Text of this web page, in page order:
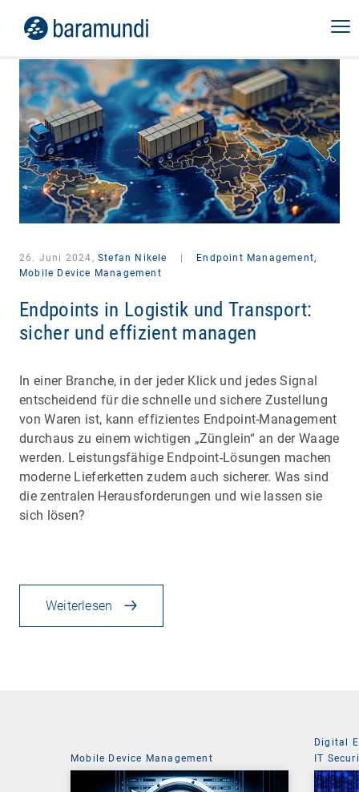
26. Juni 2024, Stefan Nikele
Endpoint Management,
Mobile Device Management
Endpoints in Logistik und Transport:
sicher und effizient managen
In einer Branche, in der jeder Klick und jedes Signal
entscheidend für die schnelle und sichere Zustellung
von Waren ist, kann effizientes Endpoint-Management
durchaus zu einem wichtigen „Zünglein“ an der Waage
werden. Leistungsfähige Endpoint-Lösungen machen
moderne Lieferketten zudem auch sicherer. Was sind
die zentralen Herausforderungen und wie lassen sie
sich lösen?
Weiterlesen
Mobile Device Management
Digital
IT